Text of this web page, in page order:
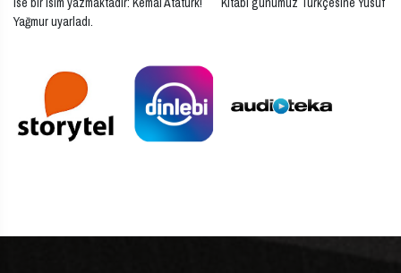
Yağmur uyarladı.